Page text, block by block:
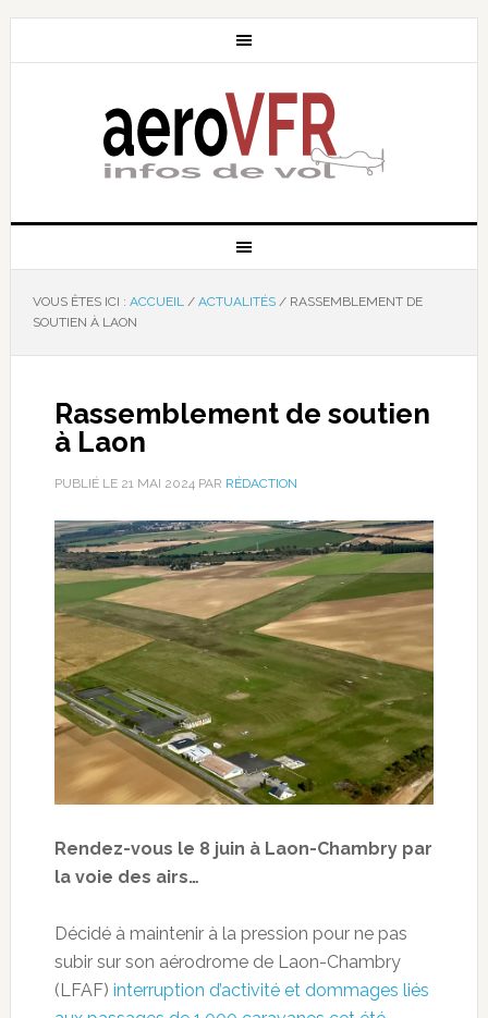
VOUS ÊTES ICI : ACCUEIL / ACTUALITÉS /RASSEMBLEMENT DE
SOUTIEN À LAON
Rassemblement de soutien
à Laon
PUBLIÉ LE 21 MAI 2024PAR RÉDACTION
Rendez-vous le 8 juin à Laon-Chambry par
la voie des airs…
Décidé à maintenir à la pression pour ne pas
subir sur son aérodrome de Laon-Chambry
(LFAF) interruption d’activité et dommages liés